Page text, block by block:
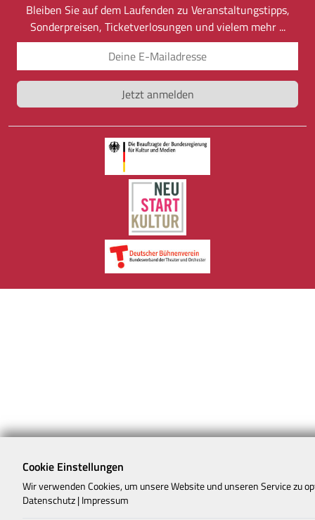
Bleiben Sie auf dem Laufenden zu Veranstaltungstipps,
Sonderpreisen, Ticketverlosungen und vielem mehr ...
Cookie Einstellungen
Wir verwenden Cookies, um unsere Website und unseren Service zu
Datenschutz | Impressum